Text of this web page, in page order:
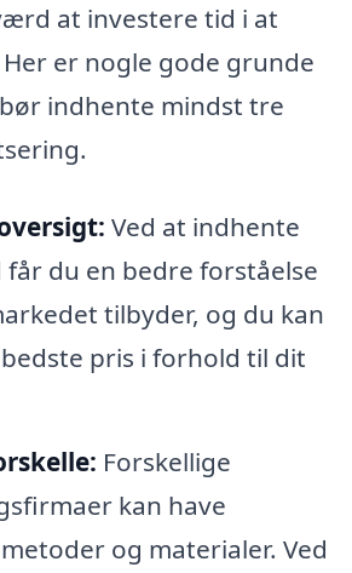
at investere tid i at
er nogle gode grunde
indhente mindst tre
Ved at indhente
du en bedre forståelse
tilbyder, og du kan
pris i forhold til dit
Forskellige
kan have
og materialer. Ved